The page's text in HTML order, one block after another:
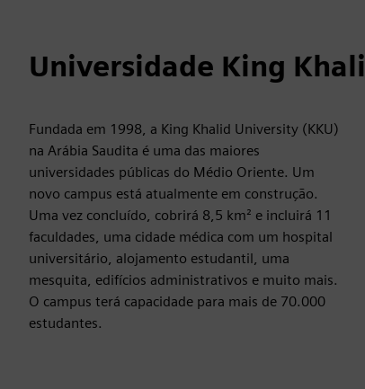
Universidade King
Fundada em 1998, a King Khalid University (KKU)
na Arábia Saudita é uma das maiores
universidades públicas do Médio Oriente. Um
novo campus está atualmente em construção.
Uma vez concluído, cobrirá 8,5 km² e incluirá 11
faculdades, uma cidade médica com um hospital
universitário, alojamento estudantil, uma
mesquita, edifícios administrativos e muito mais.
O campus terá capacidade para mais de 70.000
estudantes.